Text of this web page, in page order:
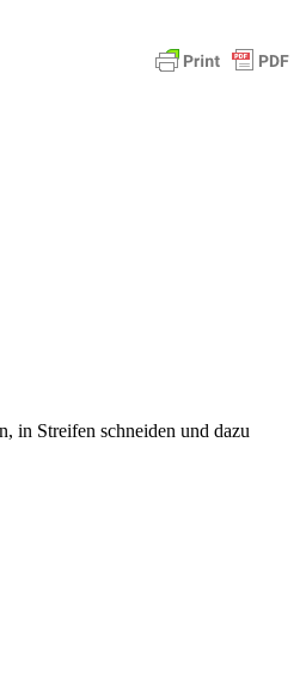
in Streifen schneiden und dazu